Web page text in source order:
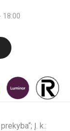
18:00
Į. k.: